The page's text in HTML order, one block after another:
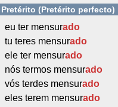
Pretérito (Pretérito perfecto)
eu ter mensurado
tu teres mensurado
ele ter mensurado
nós termos mensurado
vós terdes mensurado
eles terem mensurado